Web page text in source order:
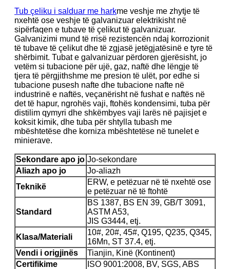
Tub çeliku i salduar me harkme veshje me zhytje të
nxehtë ose veshje të galvanizuar elektrikisht në
sipërfaqen e tubave të çelikut të galvanizuar.
Galvanizimi mund të rrisë rezistencën ndaj korrozionit
të tubave të çelikut dhe të zgjasë jetëgjatësinë e tyre të
shërbimit. Tubat e galvanizuar përdoren gjerësisht, jo
vetëm si tubacione për ujë, gaz, naftë dhe lëngje të
tjera të përgjithshme me presion të ulët, por edhe si
tubacione pusesh nafte dhe tubacione nafte në
industrinë e naftës, veçanërisht në fushat e naftës në
det të hapur, ngrohës vaji, ftohës kondensimi, tuba për
distilim qymyri dhe shkëmbyes vaji larës në pajisjet e
koksit kimik, dhe tuba për shtylla tubash me
mbështetëse dhe korniza mbështetëse në tunelet e
minierave.
Sekondare apo jo Jo-sekondare
Aliazh apo jo
Jo-aliazh
Teknikë
ERW, e petëzuar në të nxehtë ose
e petëzuar në të ftohtë
Standard
BS 1387, BS EN 39, GB/T 3091,
ASTM A53,
JIS G3444, etj.
Klasa/Materiali
10#, 20#, 45#, Q195, Q235, Q345,
16Mn, ST 37.4, etj.
Vendi i origjinës
Tianjin, Kinë (Kontinent)
Certifikime
ISO 9001:2008, BV, SGS, ABS